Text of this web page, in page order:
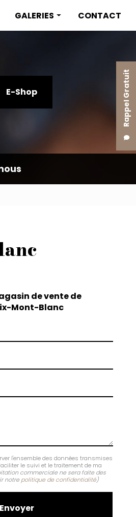
Rappel Gratuit
GALERIES
Décoration
CONTACT
E-Shop
de vente de
Mont-Blanc
l'ensemble des données transmises
le suivi et le traitement de ma
commerciale ne sera faite des
notre politique de confidentialité)